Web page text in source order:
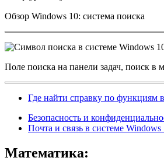
математике 4
5 6 класс
Обзор Windows 10: система поиска
Поле поиска на панели задач, поиск в
Где найти справку по функциям
Безопасность и
Почта и связь в системе
Математика: